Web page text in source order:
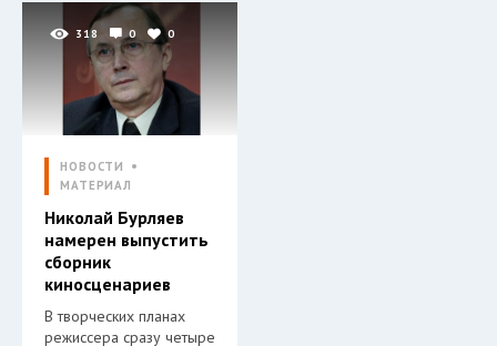
318 0 0
НОВОСТИ
МАТЕРИАЛ
Николай Бурляев
намерен выпустить
сборник
киносценариев
В творческих планах
режиссера сразу четыре